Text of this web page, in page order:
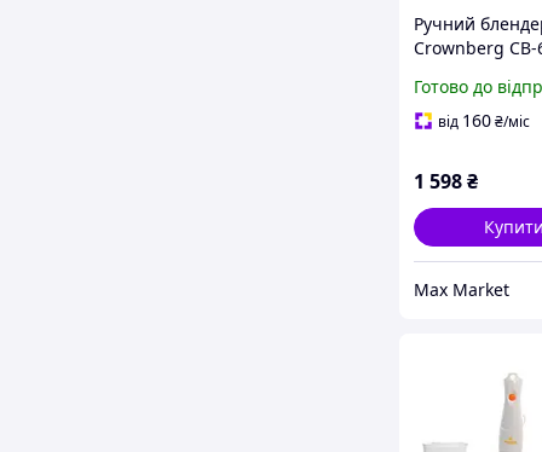
Ручний
Crownberg CB-
блендер 3в1 з
вінчиком та
кухні
Готово до
від 160₴/міс
1 598₴
Купити
Max Market